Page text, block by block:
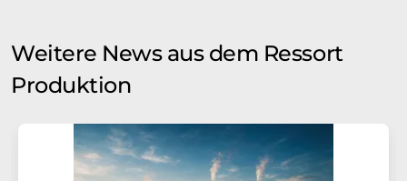
Weitere News aus dem Ressort
Produktion